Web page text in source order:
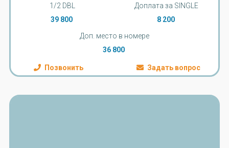
1/2 DBL
39 800
Доплата за SINGLE
8 200
Доп. место в номере
36 800
Позвонить Задать вопрос